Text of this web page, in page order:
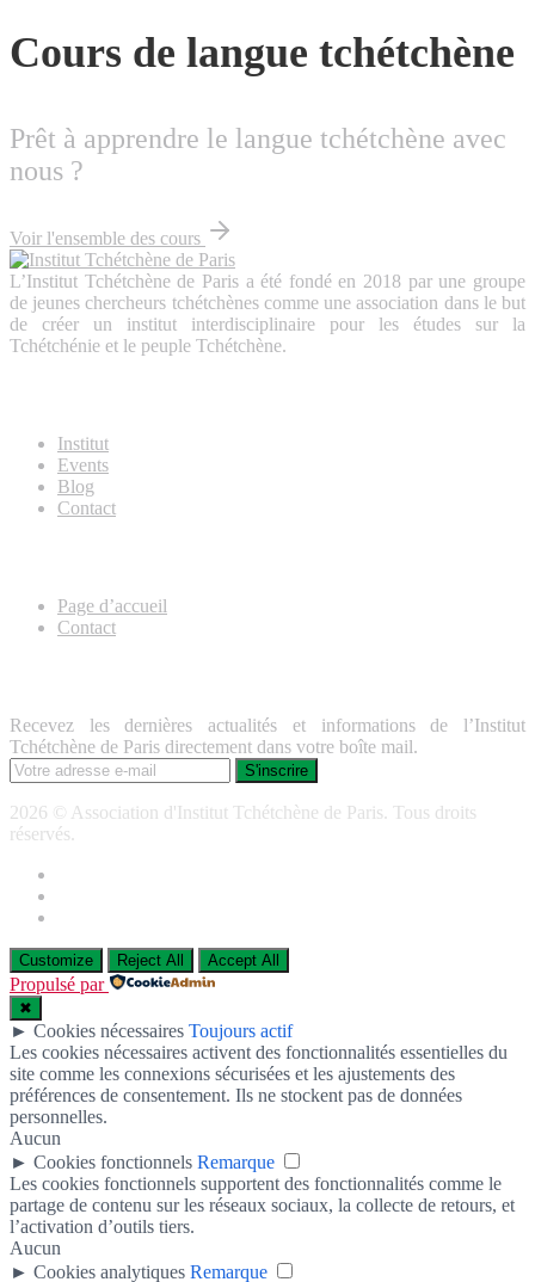
Cours de langue tchétchène
Prêt à apprendre le langue tchétchène avec
nous ?
Voir l'ensemble des cours
L’Institut Tchétchène de Paris a été fondé en 2018 par une groupe
de jeunes chercheurs tchétchènes comme une association dans le but
de créer un institut interdisciplinaire pour les études sur la
Tchétchénie et le peuple Tchétchène.
Institut
Events
Blog
Contact
Page d’accueil
Contact
Recevez les dernières actualités et informations de l’Institut
Tchétchène de Paris directement dans votre boîte mail.
2026 © Association d'Institut Tchétchène de Paris. Tous droits
réservés.
Customize Reject All Accept All
Propulsé par
✖
► Cookies nécessaires Toujours actif
Les cookies nécessaires activent des fonctionnalités essentielles du
site comme les connexions sécurisées et les ajustements des
préférences de consentement. Ils ne stockent pas de données
personnelles.
Aucun
► Cookies fonctionnels Remarque
Les cookies fonctionnels supportent des fonctionnalités comme le
partage de contenu sur les réseaux sociaux, la collecte de retours, et
l’activation d’outils tiers.
Aucun
► Cookies analytiques Remarque